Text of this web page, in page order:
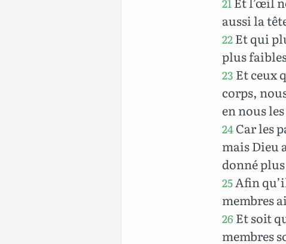
21
aussi la
22Et qui
plus
23 Et ceux
corps,
en nous
24Car les
mais Dieu
donné
25Afin
membres
26 Et soit
membres